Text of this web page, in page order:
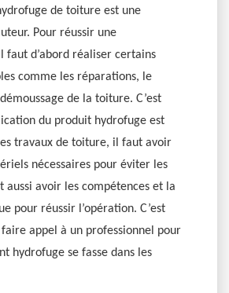
de toiture est une
Pour réussir une
faut d’abord réaliser certains
comme les réparations, le
de la toiture. C’est
du produit hydrofuge est
travaux de toiture, il faut avoir
nécessaires pour éviter les
aussi avoir les compétences et la
pour réussir l’opération. C’est
appel à un professionnel pour
hydrofuge se fasse dans les